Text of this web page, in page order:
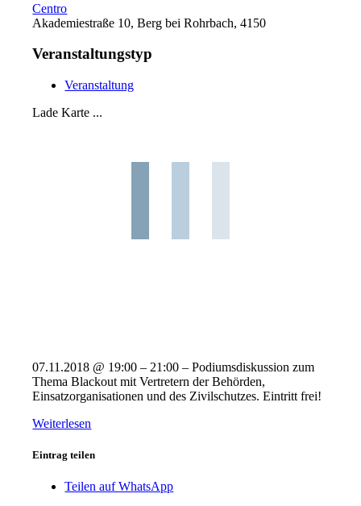
Centro
Akademiestraße 10, Berg bei Rohrbach, 4150
Veranstaltungstyp
Veranstaltung
Lade Karte ...
07.11.2018 @ 19:00 – 21:00 – Podiumsdiskussion zum
Thema Blackout mit Vertretern der Behörden,
Einsatzorganisationen und des Zivilschutzes. Eintritt frei!
Weiterlesen
Eintrag teilen
Teilen auf WhatsApp